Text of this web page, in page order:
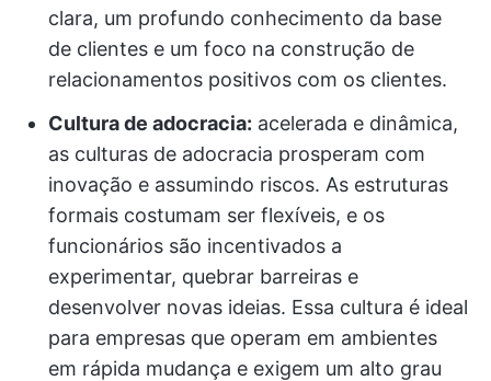
clara, um profundo conhecimento da base
de clientes e um foco na construção de
relacionamentos positivos com os clientes.
Cultura de adocracia: acelerada e dinâmica,
as culturas de adocracia prosperam com
inovação e assumindo riscos. As estruturas
formais costumam ser flexíveis, e os
funcionários são incentivados a
experimentar, quebrar barreiras e
desenvolver novas ideias. Essa cultura é ideal
para empresas que operam em ambientes
em rápida mudança e exigem um alto grau